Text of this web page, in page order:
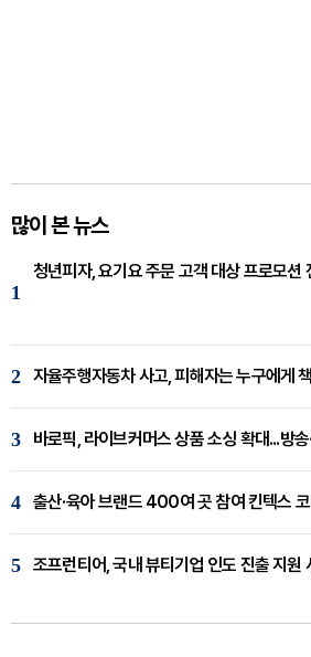
많이 본 뉴스
1
청년피자, 요기요 주문 고객 대상 프로모션
2 자율주행자동차 사고, 피해자는 누구에게
3 바로픽, 라이브커머스 상품 소싱 확대...방
4 출산·육아 브랜드 400여 곳 참여 킨텍스
5 조프런티어, 국내 뷰티기업 인도 진출 지원